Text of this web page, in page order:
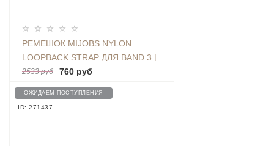
РЕМЕШОК MIJOBS NYLON
LOOPBACK STRAP ДЛЯ BAND 3 |
4, PINK
2533 руб 760 руб
ОЖИДАЕМ ПОСТУПЛЕНИЯ
ID: 271437